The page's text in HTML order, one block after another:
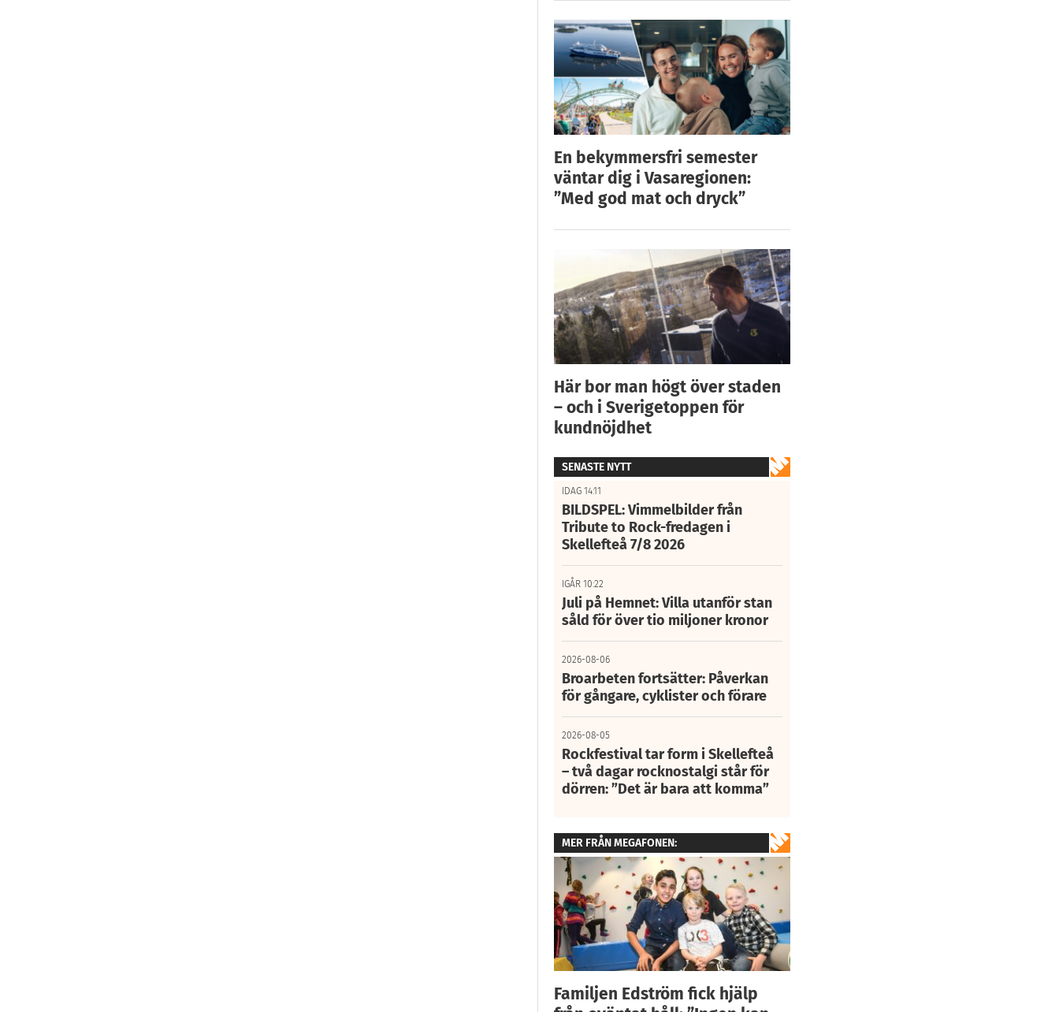
En bekymmersfri semester
väntar dig i Vasaregionen:
”Med god mat och dryck”
Här bor man högt över staden
– och i Sverigetoppen för
kundnöjdhet
SENASTE NYTT
IDAG 14:11
BILDSPEL: Vimmelbilder från
Tribute to Rock-fredagen i
Skellefteå 7/8 2026
IGÅR 10:22
Juli på Hemnet: Villa utanför stan
såld för över tio miljoner kronor
2026-08-06
Broarbeten fortsätter: Påverkan
för gångare, cyklister och förare
2026-08-05
Rockfestival tar form i Skellefteå
– två dagar rocknostalgi står för
dörren: ”Det är bara att komma”
MER FRÅN MEGAFONEN:
Familjen Edström fick hjälp